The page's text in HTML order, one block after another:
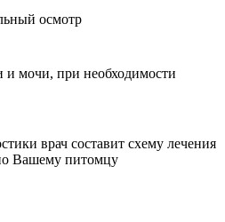
осмотр
и мочи, при необходимости
врач составит схему лечения
Вашему питомцу